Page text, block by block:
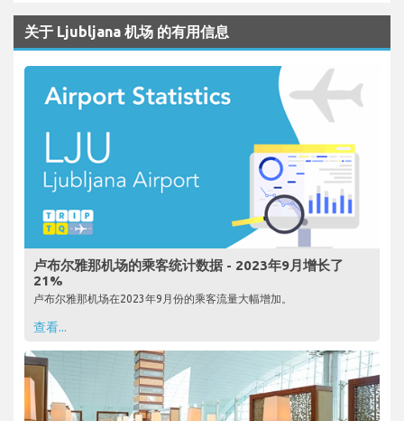
关于 Ljubljana 机场 的有用信息
卢布尔雅那机场的乘客统计数据 - 2023年9月增长了
21%
卢布尔雅那机场在2023年9月份的乘客流量大幅增加。
查看...